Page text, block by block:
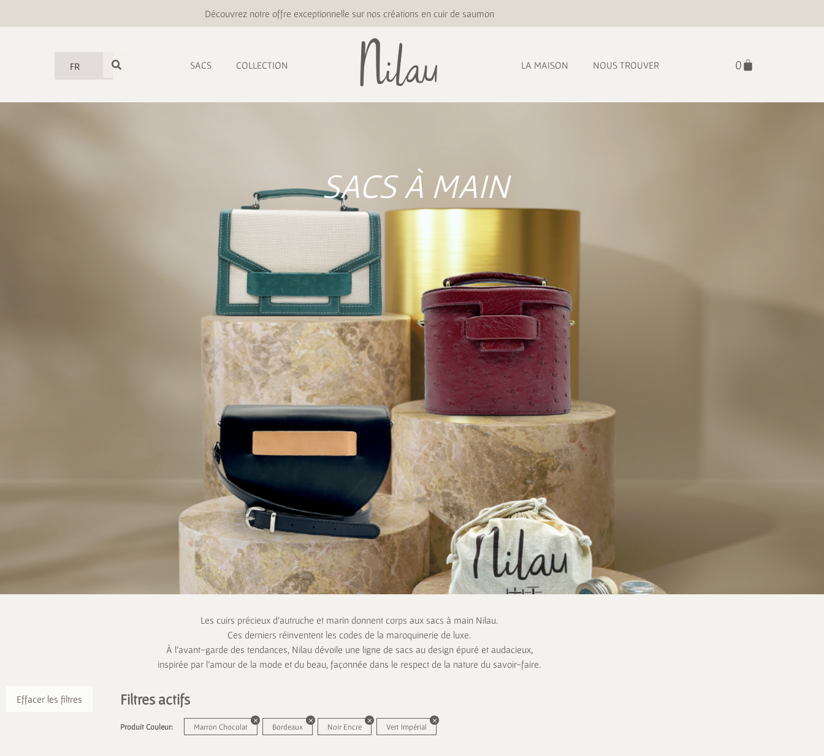
Découvrez notre offre exceptionnelle sur nos créations en cuir de saumon
FR SACS COLLECTION LA MAISON NOUS TROUVER
SACS À MAIN
Les cuirs précieux d’autruche et marin donnent corps aux sacs à main Nilau.
Ces derniers réinventent les codes de la maroquinerie de luxe.
À l’avant-garde des tendances, Nilau dévoile une ligne de sacs au design épuré et audacieux,
inspirée par l’amour de la mode et du beau, façonnée dans le respect de la nature du savoir-faire.
Effacer les filtres Filtres actifs
Produit Couleur: Marron Chocolat Bordeaux Noir Encre Vert Impérial